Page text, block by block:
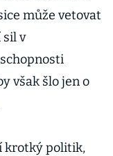
může vetovat
sil v
však šlo jen o
krotký politik,